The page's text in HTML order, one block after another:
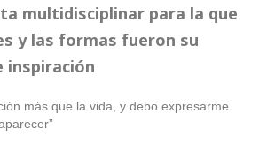
multidisciplinar para la que
y las formas fueron su
inspiración
más que la vida, y debo expresarme